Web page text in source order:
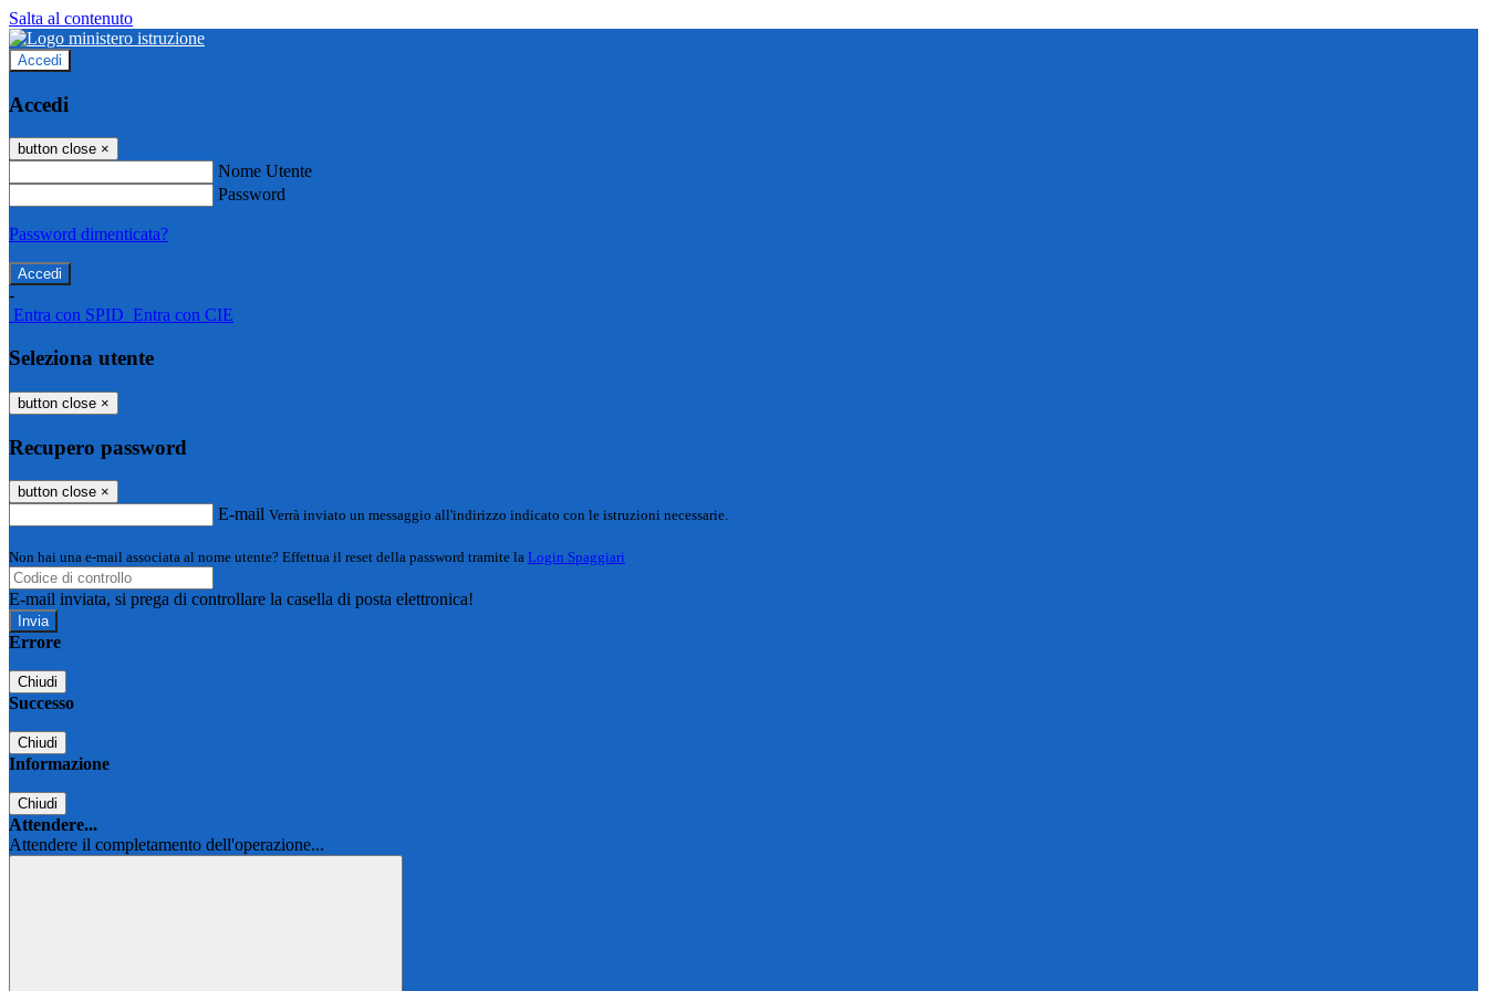
Salta al contenuto
Accedi
Accedi
button close ×
Nome Utente
Password
Password dimenticata?
-
Entra con SPID Entra con CIE
Seleziona utente
button close ×
Recupero password
button close ×
E-mail Verrà inviato un messaggio all'indirizzo indicato con le istruzioni necessarie.
Non hai una e-mail associata al nome utente? Effettua il reset della password tramite la Login Spaggiari
E-mail inviata, si prega di controllare la casella di posta elettronica!
Errore
Chiudi
Successo
Chiudi
Informazione
Chiudi
Attendere...
Attendere il completamento dell'operazione...